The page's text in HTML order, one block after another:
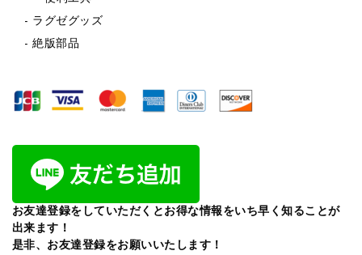
ラグゼグッズ
絶版部品
お友達登録をしていただくとお得な情報をいち早く知ることが
出来ます！
是非、お友達登録をお願いいたします！